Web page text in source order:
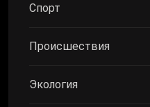
Спорт
Происшествия
Экология